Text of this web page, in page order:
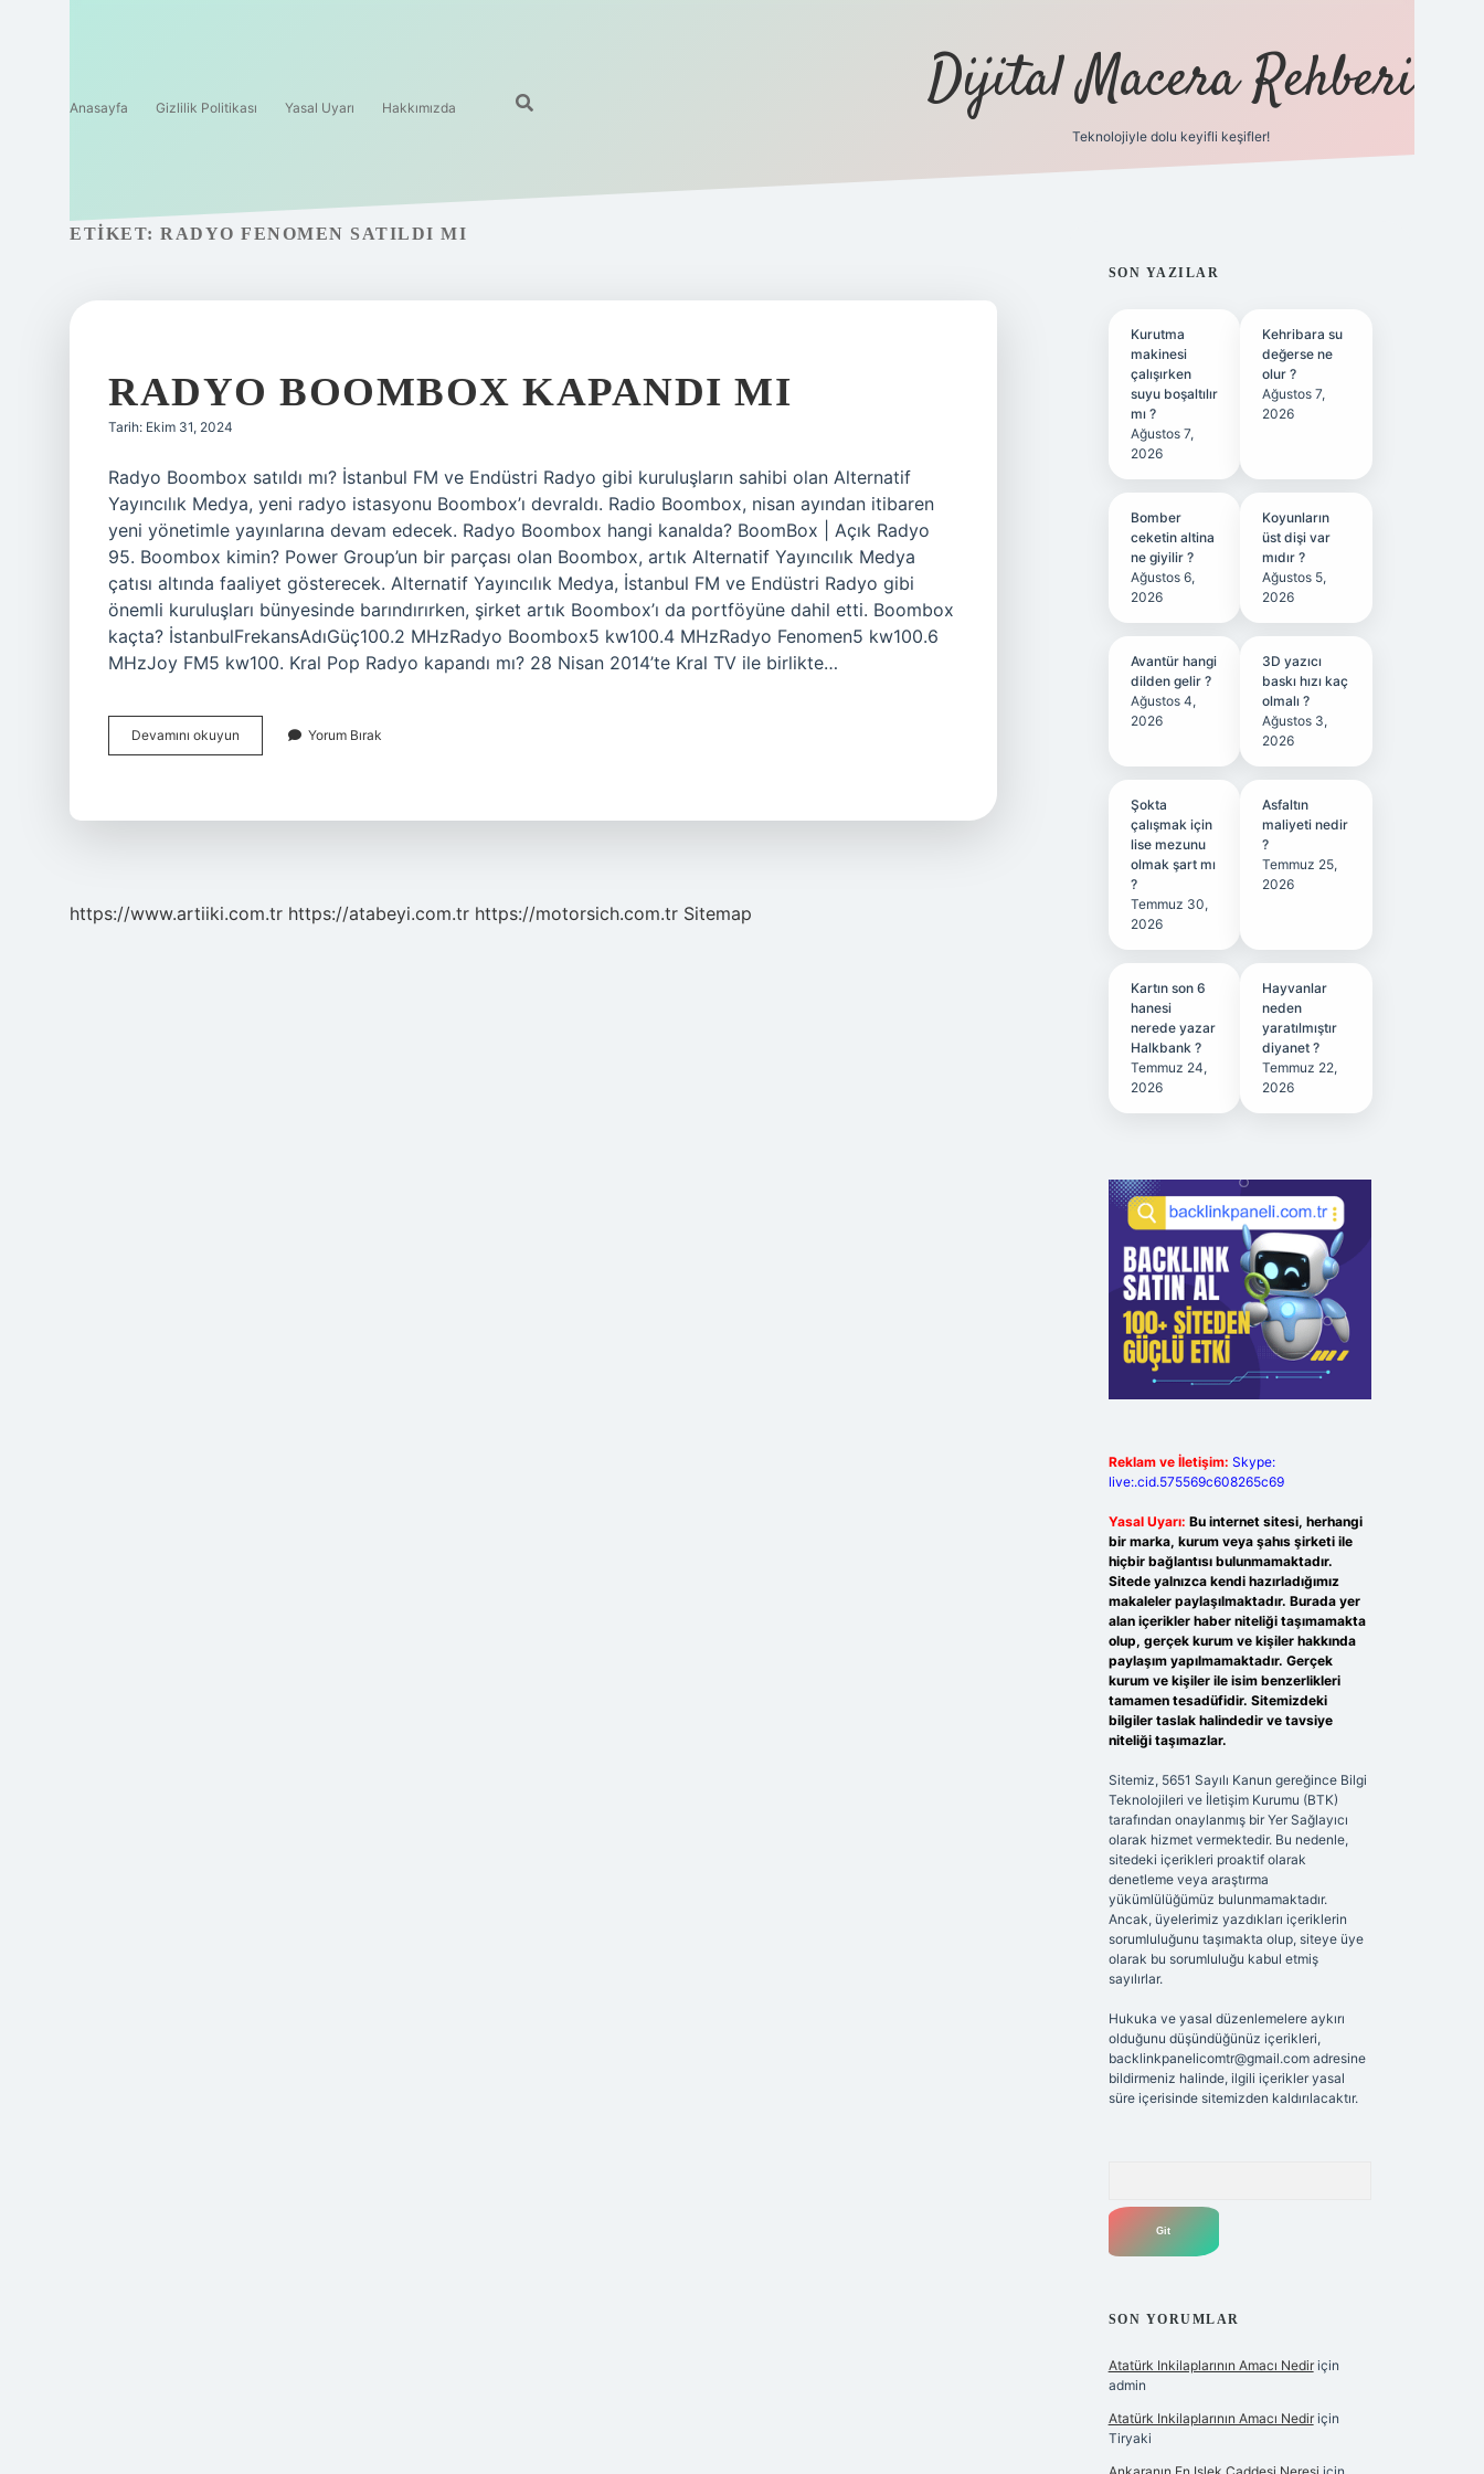
Anasayfa Gizlilik Politikası Yasal Uyarı Hakkımızda Dijital Macera Rehberi
Teknolojiyle dolu keyifli keşifler!
ETIKET: RADYO FENOMEN SATILDI MI
RADYO BOOMBOX KAPANDI MI
Tarih: Ekim 31, 2024
Radyo Boombox satıldı mı? İstanbul FM ve Endüstri Radyo gibi kuruluşların sahibi olan Alternatif
Yayıncılık Medya, yeni radyo istasyonu Boombox’ı devraldı. Radio Boombox, nisan ayından itibaren
yeni yönetimle yayınlarına devam edecek. Radyo Boombox hangi kanalda? BoomBox | Açık Radyo
95. Boombox kimin? Power Group’un bir parçası olan Boombox, artık Alternatif Yayıncılık Medya
çatısı altında faaliyet gösterecek. Alternatif Yayıncılık Medya, İstanbul FM ve Endüstri Radyo gibi
önemli kuruluşları bünyesinde barındırırken, şirket artık Boombox’ı da portföyüne dahil etti. Boombox
kaçta? İstanbulFrekansAdıGüç100.2 MHzRadyo Boombox5 kw100.4 MHzRadyo Fenomen5 kw100.6
MHzJoy FM5 kw100. Kral Pop Radyo kapandı mı? 28 Nisan 2014’te Kral TV ile birlikte…
Devamını okuyun
Boombox
Yorum Bırak
https://www.artiiki.com.tr https://atabeyi.com.tr https://motorsich.com.tr Sitemap
SIDEBAR
SON YAZILAR
Kurutma
makinesi
çalışırken
suyu boşaltılır
mı ?
Ağustos 7,
2026
Kehribara su
değerse ne
olur ?
Ağustos 7,
2026
Bomber
ceketin altina
ne giyilir ?
Ağustos 6,
2026
Koyunların
üst dişi var
mıdır ?
Ağustos 5,
2026
Avantür hangi
dilden gelir ?
Ağustos 4,
2026
3D yazıcı
baskı hızı kaç
olmalı ?
Ağustos 3,
2026
Şokta
çalışmak için
lise mezunu
olmak şart mı
?
Temmuz 30,
2026
Asfaltın
maliyeti nedir
?
Temmuz 25,
2026
Kartın son 6
hanesi
nerede yazar
Halkbank ?
Temmuz 24,
2026
Hayvanlar
neden
yaratılmıştır
diyanet ?
Temmuz 22,
2026
Reklam ve İletişim: Skype:
live:.cid.575569c608265c69
Yasal Uyarı: Bu internet sitesi, herhangi
bir marka, kurum veya şahıs şirketi ile
hiçbir bağlantısı bulunmamaktadır.
Sitede yalnızca kendi hazırladığımız
makaleler paylaşılmaktadır. Burada yer
alan içerikler haber niteliği taşımamakta
olup, gerçek kurum ve kişiler hakkında
paylaşım yapılmamaktadır. Gerçek
kurum ve kişiler ile isim benzerlikleri
tamamen tesadüfidir. Sitemizdeki
bilgiler taslak halindedir ve tavsiye
niteliği taşımazlar.
Sitemiz, 5651 Sayılı Kanun gereğince Bilgi
Teknolojileri ve İletişim Kurumu (BTK)
tarafından onaylanmış bir Yer Sağlayıcı
olarak hizmet vermektedir. Bu nedenle,
sitedeki içerikleri proaktif olarak
denetleme veya araştırma
yükümlülüğümüz bulunmamaktadır.
Ancak, üyelerimiz yazdıkları içeriklerin
sorumluluğunu taşımakta olup, siteye üye
olarak bu sorumluluğu kabul etmiş
sayılırlar.
Hukuka ve yasal düzenlemelere aykırı
olduğunu düşündüğünüz içerikleri,
backlinkpanelicomtr@gmail.comadresine
bildirmeniz halinde, ilgili içerikler yasal
süre içerisinde sitemizden kaldırılacaktır.
SON YORUMLAR
Atatürk Inkilaplarının Amacı Nediriçin
admin
Atatürk Inkilaplarının Amacı Nediriçin
Tiryaki